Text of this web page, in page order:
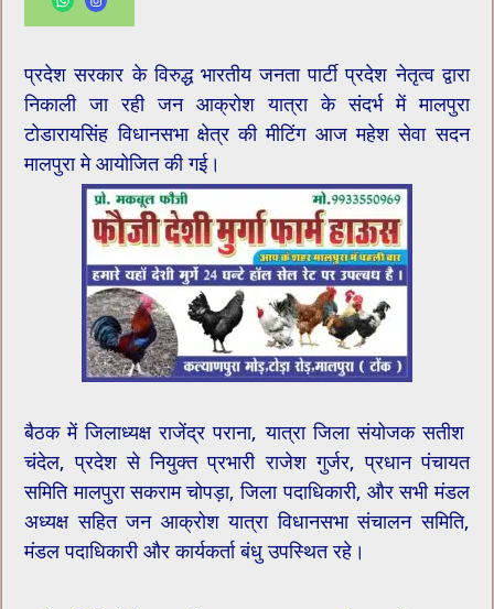
प्रदेश सरकार के विरुद्ध भारतीय जनता पार्टी प्रदेश नेतृत्व द्वारा
निकाली जा रही जन आक्रोश यात्रा के संदर्भ में मालपुरा
टोडारायसिंह विधानसभा क्षेत्र की मीटिंग आज महेश सेवा सदन
मालपुरा मे आयोजित की गई।
बैठक में जिलाध्यक्ष राजेंद्र पराना, यात्रा जिला संयोजक सतीश
चंदेल, प्रदेश से नियुक्त प्रभारी राजेश गुर्जर, प्रधान पंचायत
समिति मालपुरा सकराम चोपड़ा, जिला पदाधिकारी, और सभी मंडल
अध्यक्ष सहित जन आक्रोश यात्रा विधानसभा संचालन समिति,
मंडल पदाधिकारी और कार्यकर्ता बंधु उपस्थित रहे।